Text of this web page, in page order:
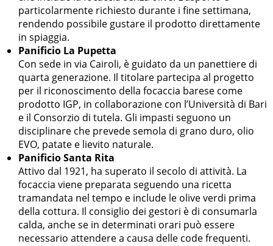
particolarmente richiesto durante i fine settimana,
rendendo possibile gustare il prodotto direttamente
in spiaggia.
Panificio La Pupetta
Con sede in via Cairoli, è guidato da un panettiere di
quarta generazione. Il titolare partecipa al progetto
per il riconoscimento della focaccia barese come
prodotto IGP, in collaborazione con l’Università di Bari
e il Consorzio di tutela. Gli impasti seguono un
disciplinare che prevede semola di grano duro, olio
EVO, patate e lievito naturale.
Panificio Santa Rita
Attivo dal 1921, ha superato il secolo di attività. La
focaccia viene preparata seguendo una ricetta
tramandata nel tempo e include le olive verdi prima
della cottura. Il consiglio dei gestori è di consumarla
calda, anche se in determinati orari può essere
necessario attendere a causa delle code frequenti.